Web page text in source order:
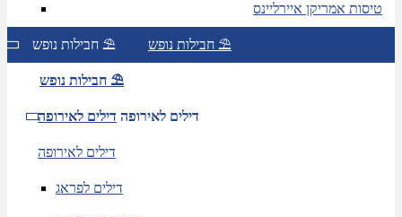
טיסות אמריקן איירליינס
חבילות נופש ⛱ חבילות נופש ⛱
חבילות נופש ⛱
דילים לאירופה דילים לאירופה
דילים לאירופה
דילים לפראג